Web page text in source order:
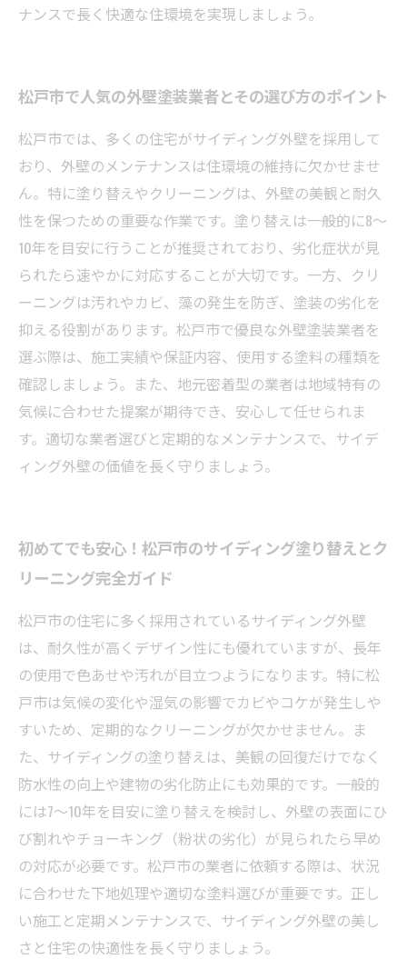
ナンスで長く快適な住環境を実現しましょう。
松戸市で人気の外壁塗装業者とその選び方のポイント
松戸市では、多くの住宅がサイディング外壁を採用して
おり、外壁のメンテナンスは住環境の維持に欠かせませ
ん。特に塗り替えやクリーニングは、外壁の美観と耐久
性を保つための重要な作業です。塗り替えは一般的に8～
10年を目安に行うことが推奨されており、劣化症状が見
られたら速やかに対応することが大切です。一方、クリ
ーニングは汚れやカビ、藻の発生を防ぎ、塗装の劣化を
抑える役割があります。松戸市で優良な外壁塗装業者を
選ぶ際は、施工実績や保証内容、使用する塗料の種類を
確認しましょう。また、地元密着型の業者は地域特有の
気候に合わせた提案が期待でき、安心して任せられま
す。適切な業者選びと定期的なメンテナンスで、サイデ
ィング外壁の価値を長く守りましょう。
初めてでも安心！松戸市のサイディング塗り替えとク
リーニング完全ガイド
松戸市の住宅に多く採用されているサイディング外壁
は、耐久性が高くデザイン性にも優れていますが、長年
の使用で色あせや汚れが目立つようになります。特に松
戸市は気候の変化や湿気の影響でカビやコケが発生しや
すいため、定期的なクリーニングが欠かせません。ま
た、サイディングの塗り替えは、美観の回復だけでなく
防水性の向上や建物の劣化防止にも効果的です。一般的
には7～10年を目安に塗り替えを検討し、外壁の表面にひ
び割れやチョーキング（粉状の劣化）が見られたら早め
の対応が必要です。松戸市の業者に依頼する際は、状況
に合わせた下地処理や適切な塗料選びが重要です。正し
い施工と定期メンテナンスで、サイディング外壁の美し
さと住宅の快適性を長く守りましょう。